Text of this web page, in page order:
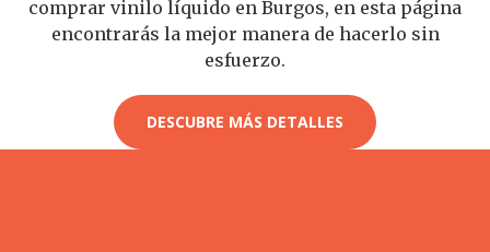
comprar vinilo líquido en Burgos, en esta página
encontrarás la mejor manera de hacerlo sin
esfuerzo.
DESCUBRE MÁS DETALLES